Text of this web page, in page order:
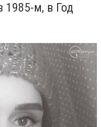
1985-м, в Год